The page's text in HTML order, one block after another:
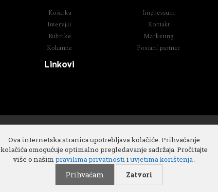
Ova internetska stranica upotrebljava kolačiće. Prihvaćanje
kolačića omogućuje optimalno pregledavanje sadržaja. Pročitajte
više o našim pravilima privatnostiiuvjetima korištenja .
Prihvaćam Zatvori
Košarka
Intervjui
Rubrike
Kolumne
Impressum
Kontakt
Marketing
Postani partner
Linkovi
Copyright 2018 © All rights Reserved. Design by